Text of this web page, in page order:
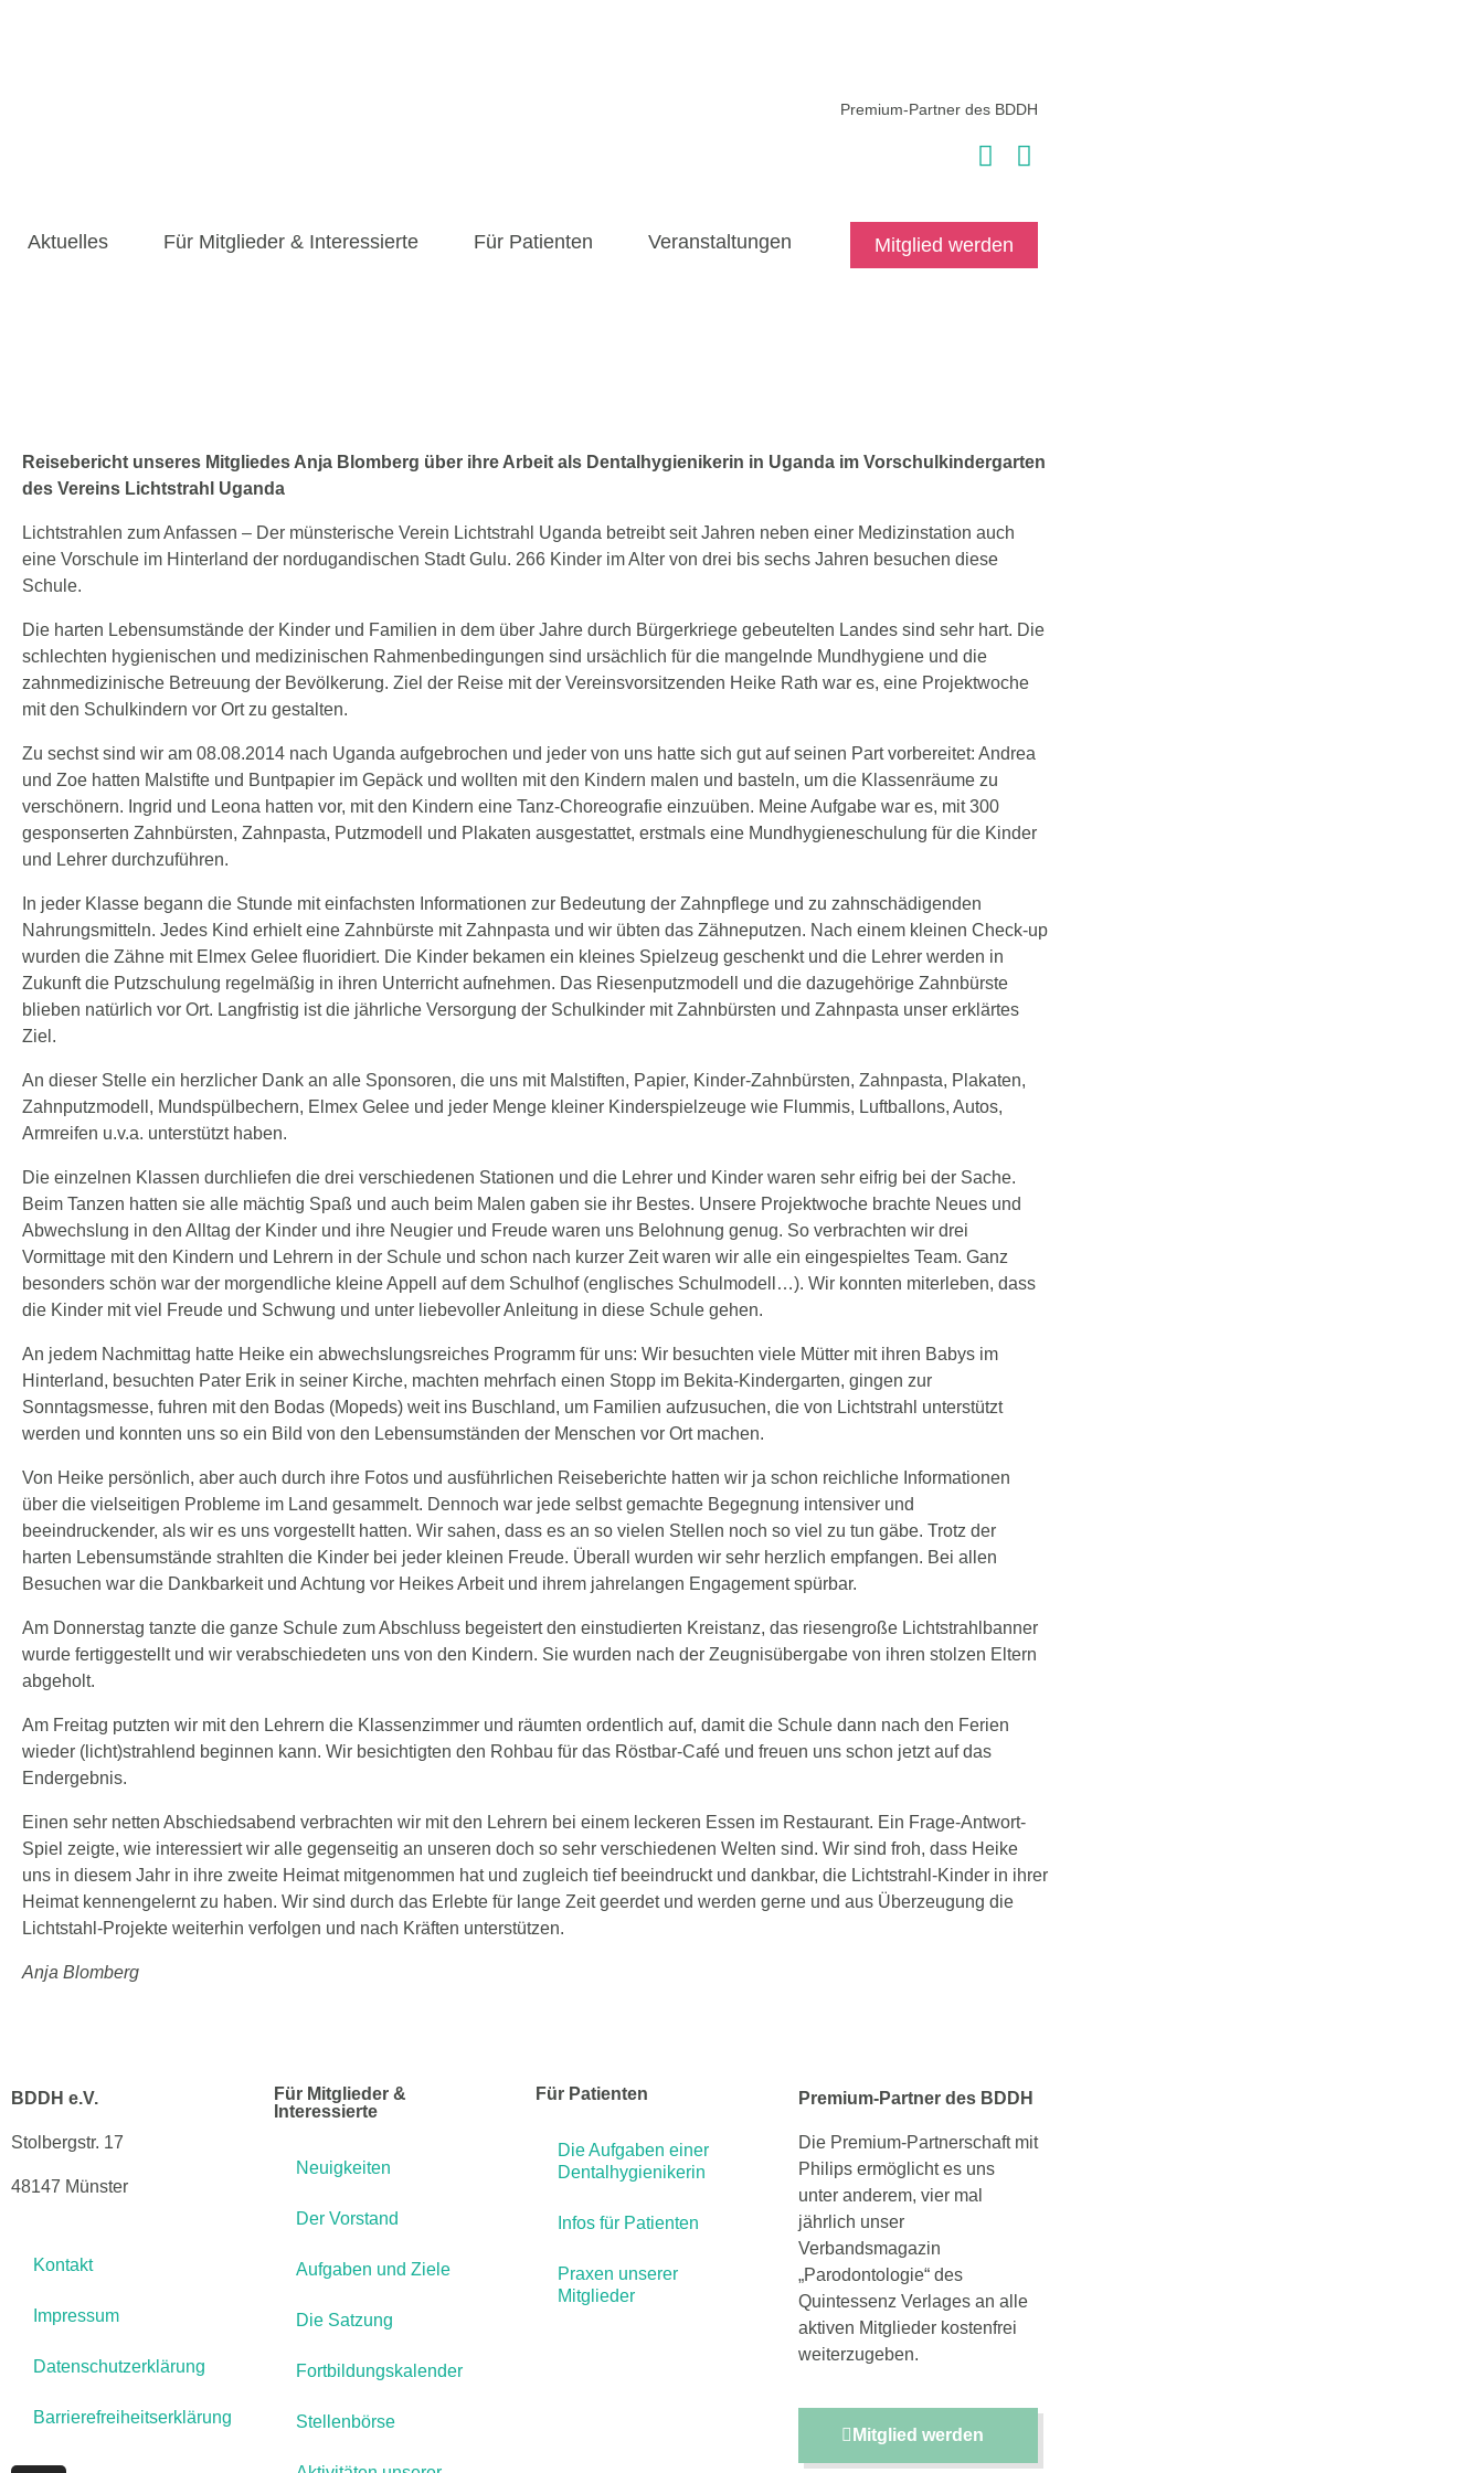
Premium-Partner des BDDH
Aktuelles Für Mitglieder & Interessierte Für Patienten Veranstaltungen Mitglied werden
Reisebericht unseres Mitgliedes Anja Blomberg über ihre Arbeit als Dentalhygienikerin in Uganda im Vorschulkindergarten
des Vereins Lichtstrahl Uganda
Lichtstrahlen zum Anfassen – Der münsterische Verein Lichtstrahl Uganda betreibt seit Jahren neben einer Medizinstation auch
eine Vorschule im Hinterland der nordugandischen Stadt Gulu. 266 Kinder im Alter von drei bis sechs Jahren besuchen diese
Schule.
Die harten Lebensumstände der Kinder und Familien in dem über Jahre durch Bürgerkriege gebeutelten Landes sind sehr hart. Die
schlechten hygienischen und medizinischen Rahmenbedingungen sind ursächlich für die mangelnde Mundhygiene und die
zahnmedizinische Betreuung der Bevölkerung. Ziel der Reise mit der Vereinsvorsitzenden Heike Rath war es, eine Projektwoche
mit den Schulkindern vor Ort zu gestalten.
Zu sechst sind wir am 08.08.2014 nach Uganda aufgebrochen und jeder von uns hatte sich gut auf seinen Part vorbereitet: Andrea
und Zoe hatten Malstifte und Buntpapier im Gepäck und wollten mit den Kindern malen und basteln, um die Klassenräume zu
verschönern. Ingrid und Leona hatten vor, mit den Kindern eine Tanz-Choreografie einzuüben. Meine Aufgabe war es, mit 300
gesponserten Zahnbürsten, Zahnpasta, Putzmodell und Plakaten ausgestattet, erstmals eine Mundhygieneschulung für die Kinder
und Lehrer durchzuführen.
In jeder Klasse begann die Stunde mit einfachsten Informationen zur Bedeutung der Zahnpflege und zu zahnschädigenden
Nahrungsmitteln. Jedes Kind erhielt eine Zahnbürste mit Zahnpasta und wir übten das Zähneputzen. Nach einem kleinen Check-up
wurden die Zähne mit Elmex Gelee fluoridiert. Die Kinder bekamen ein kleines Spielzeug geschenkt und die Lehrer werden in
Zukunft die Putzschulung regelmäßig in ihren Unterricht aufnehmen. Das Riesenputzmodell und die dazugehörige Zahnbürste
blieben natürlich vor Ort. Langfristig ist die jährliche Versorgung der Schulkinder mit Zahnbürsten und Zahnpasta unser erklärtes
Ziel.
An dieser Stelle ein herzlicher Dank an alle Sponsoren, die uns mit Malstiften, Papier, Kinder-Zahnbürsten, Zahnpasta, Plakaten,
Zahnputzmodell, Mundspülbechern, Elmex Gelee und jeder Menge kleiner Kinderspielzeuge wie Flummis, Luftballons, Autos,
Armreifen u.v.a. unterstützt haben.
Die einzelnen Klassen durchliefen die drei verschiedenen Stationen und die Lehrer und Kinder waren sehr eifrig bei der Sache.
Beim Tanzen hatten sie alle mächtig Spaß und auch beim Malen gaben sie ihr Bestes. Unsere Projektwoche brachte Neues und
Abwechslung in den Alltag der Kinder und ihre Neugier und Freude waren uns Belohnung genug. So verbrachten wir drei
Vormittage mit den Kindern und Lehrern in der Schule und schon nach kurzer Zeit waren wir alle ein eingespieltes Team. Ganz
besonders schön war der morgendliche kleine Appell auf dem Schulhof (englisches Schulmodell…). Wir konnten miterleben, dass
die Kinder mit viel Freude und Schwung und unter liebevoller Anleitung in diese Schule gehen.
An jedem Nachmittag hatte Heike ein abwechslungsreiches Programm für uns: Wir besuchten viele Mütter mit ihren Babys im
Hinterland, besuchten Pater Erik in seiner Kirche, machten mehrfach einen Stopp im Bekita-Kindergarten, gingen zur
Sonntagsmesse, fuhren mit den Bodas (Mopeds) weit ins Buschland, um Familien aufzusuchen, die von Lichtstrahl unterstützt
werden und konnten uns so ein Bild von den Lebensumständen der Menschen vor Ort machen.
Von Heike persönlich, aber auch durch ihre Fotos und ausführlichen Reiseberichte hatten wir ja schon reichliche Informationen
über die vielseitigen Probleme im Land gesammelt. Dennoch war jede selbst gemachte Begegnung intensiver und
beeindruckender, als wir es uns vorgestellt hatten. Wir sahen, dass es an so vielen Stellen noch so viel zu tun gäbe. Trotz der
harten Lebensumstände strahlten die Kinder bei jeder kleinen Freude. Überall wurden wir sehr herzlich empfangen. Bei allen
Besuchen war die Dankbarkeit und Achtung vor Heikes Arbeit und ihrem jahrelangen Engagement spürbar.
Am Donnerstag tanzte die ganze Schule zum Abschluss begeistert den einstudierten Kreistanz, das riesengroße Lichtstrahlbanner
wurde fertiggestellt und wir verabschiedeten uns von den Kindern. Sie wurden nach der Zeugnisübergabe von ihren stolzen Eltern
abgeholt.
Am Freitag putzten wir mit den Lehrern die Klassenzimmer und räumten ordentlich auf, damit die Schule dann nach den Ferien
wieder (licht)strahlend beginnen kann. Wir besichtigten den Rohbau für das Röstbar-Café und freuen uns schon jetzt auf das
Endergebnis.
Einen sehr netten Abschiedsabend verbrachten wir mit den Lehrern bei einem leckeren Essen im Restaurant. Ein Frage-Antwort-
Spiel zeigte, wie interessiert wir alle gegenseitig an unseren doch so sehr verschiedenen Welten sind. Wir sind froh, dass Heike
uns in diesem Jahr in ihre zweite Heimat mitgenommen hat und zugleich tief beeindruckt und dankbar, die Lichtstrahl-Kinder in ihrer
Heimat kennengelernt zu haben. Wir sind durch das Erlebte für lange Zeit geerdet und werden gerne und aus Überzeugung die
Lichtstahl-Projekte weiterhin verfolgen und nach Kräften unterstützen.
Anja Blomberg
BDDH e.V.
Stolbergstr. 17
48147 Münster
Kontakt
Impressum
Datenschutzerklärung
Barrierefreiheitserklärung
Für Mitglieder &
Interessierte
Neuigkeiten
Der Vorstand
Aufgaben und Ziele
Die Satzung
Fortbildungskalender
Stellenbörse
Für Patienten
Die Aufgaben einer
Dentalhygienikerin
Infos für Patienten
Praxen unserer
Mitglieder
Premium-Partner des BDDH
Die Premium-Partnerschaft mit
Philips ermöglicht es uns
unter anderem, vier mal
jährlich unser
Verbandsmagazin
„Parodontologie“ des
Quintessenz Verlages an alle
aktiven Mitglieder kostenfrei
weiterzugeben.
Mitglied werden